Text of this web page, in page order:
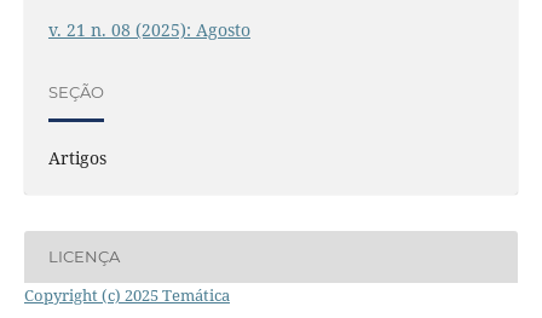
v. 21 n. 08 (2025): Agosto
SEÇÃO
Artigos
LICENÇA
Copyright (c) 2025 Temática